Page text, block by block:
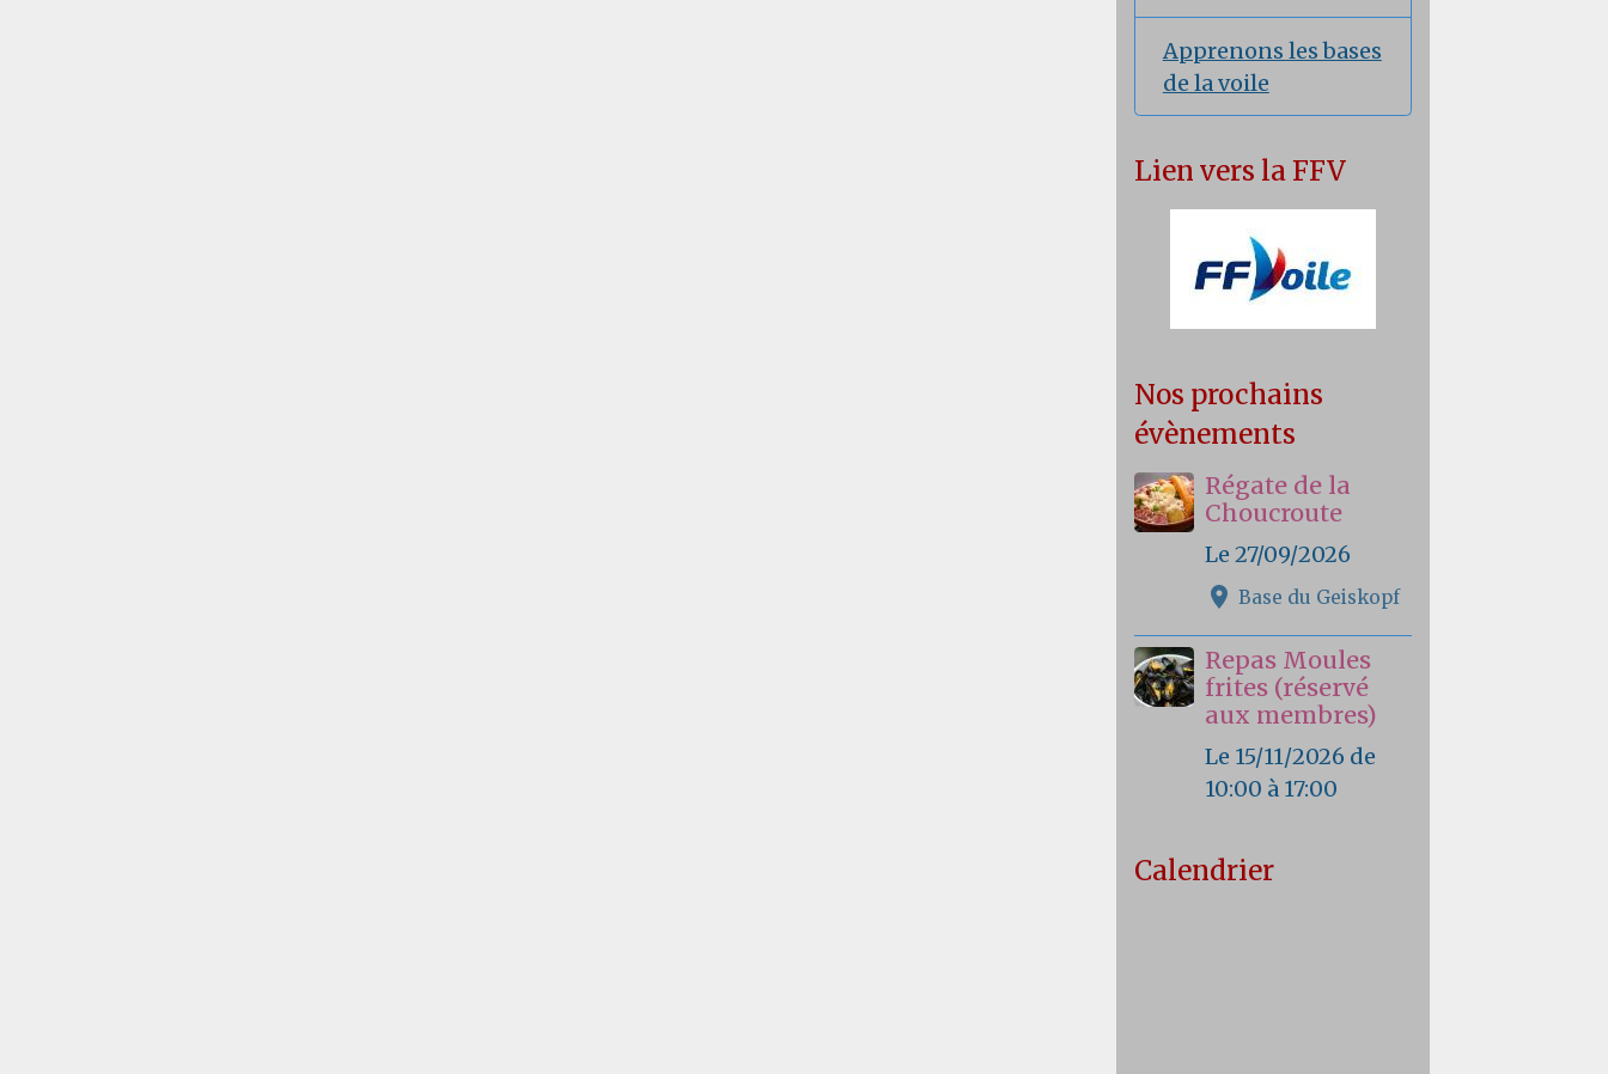
Apprenons les bases
de la voile
Lien vers la FFV
Nos prochains
évènements
Régate de la
Choucroute
Le 27/09/2026
Base du Geiskopf
Repas Moules
frites (réservé
aux membres)
Le 15/11/2026 de
10:00 à 17:00
Calendrier